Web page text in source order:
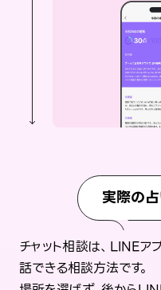
実際の
チャット相談は、LINE
話できる相談方法です。